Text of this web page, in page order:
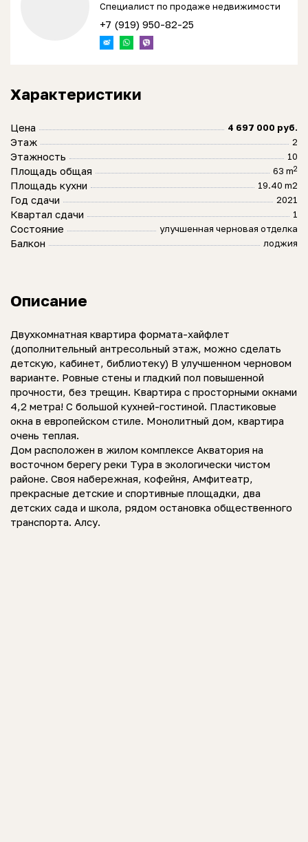
Специалист по продаже недвижимости
+7 (919) 950-82-25
Характеристики
Цена 4 697 000 руб.
Этаж 2
Этажность 10
Площадь общая 63 m2
Площадь кухни 19.40 m2
Год сдачи 2021
Квартал сдачи 1
Состояние улучшенная черновая отделка
Балкон лоджия
Описание
Двухкомнатная квартира формата-хайфлет
(дополнительный антресольный этаж, можно сделать
детскую, кабинет, библиотеку) В улучшенном черновом
варианте. Ровные стены и гладкий пол повышенной
прочности, без трещин. Квартира с просторными окнами
4,2 метра! С большой кухней-гостиной. Пластиковые
окна в европейском стиле. Монолитный дом, квартира
очень теплая.
Дом расположен в жилом комплексе Акватория на
восточном берегу реки Тура в экологически чистом
районе. Своя набережная, кофейня, Амфитеатр,
прекрасные детские и спортивные площадки, два
детских сада и школа, рядом остановка общественного
транспорта. Алсу.